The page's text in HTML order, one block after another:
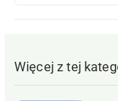
Więcej z tej